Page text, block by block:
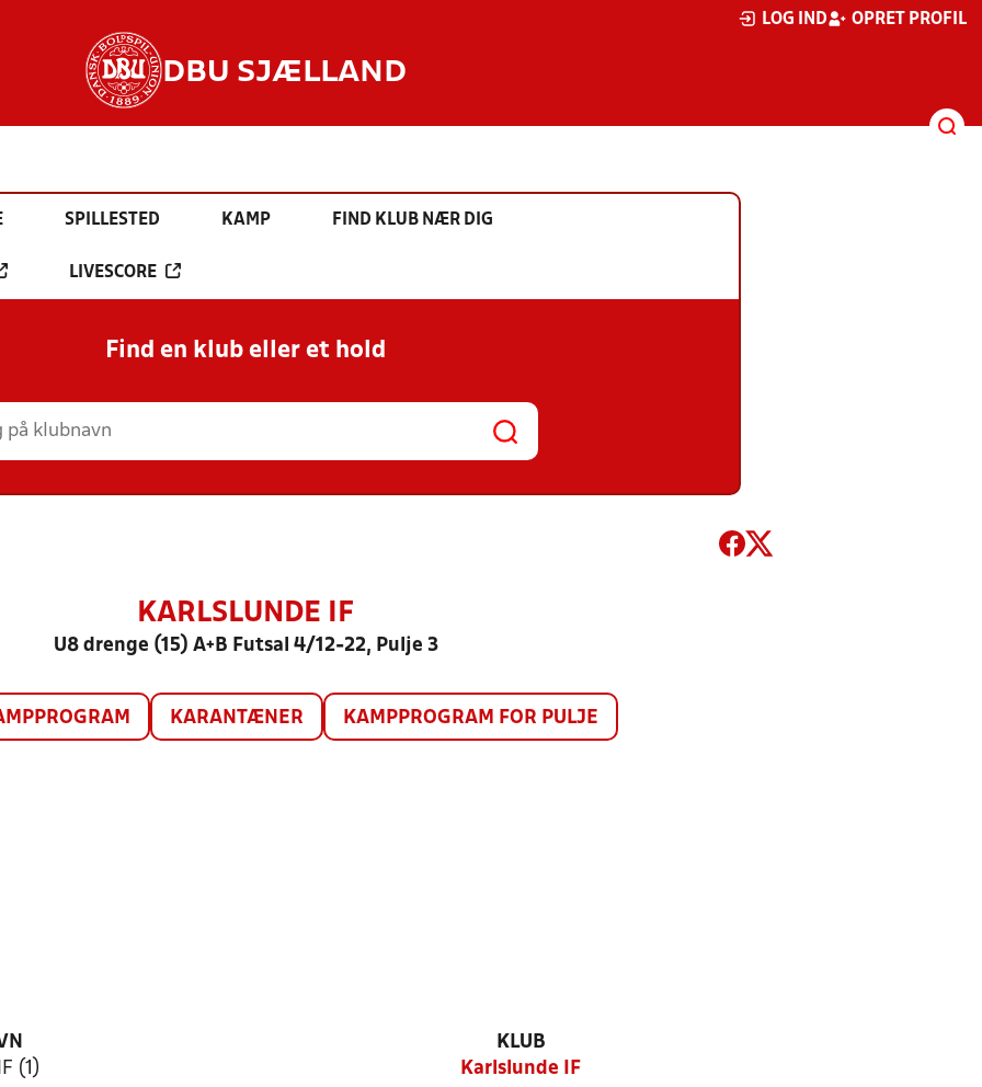
LOG IND OPRET PROFIL
DBU SJÆLLAND
SPILLESTED KAMP FIND KLUB NÆR DIG
LIVESCORE
Find en klub eller et hold
KARLSLUNDE IF
U8 drenge (15) A+B Futsal 4/12-22, Pulje 3
KARANTÆNER KAMPPROGRAM FOR PULJE
(1)
KLUB
Karlslunde IF